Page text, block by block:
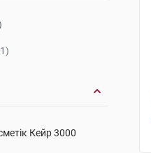
Кейр 3000